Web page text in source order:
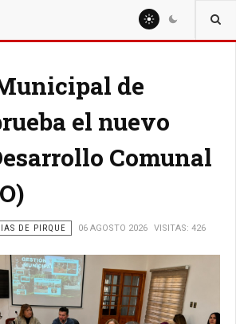
de
el nuevo
Comunal
DE PIRQUE 06 AGOSTO 2026 VISITAS: 426